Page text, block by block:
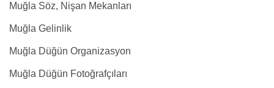
Muğla Söz, Nişan Mekanları
Muğla Gelinlik
Muğla Düğün Organizasyon
Muğla Düğün Fotoğrafçıları